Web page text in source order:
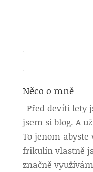
Něco o mně
Před devíti lety
jsem si blog. A
To jenom
frikulín vlastně
značně